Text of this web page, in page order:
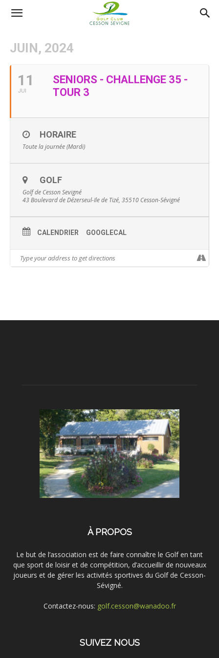
Sevigné
JUIN, 2024
11
JUI
SENIORS - CHALLENGE 35 -
TOUR 3
HORAIRE
Toute la journée (Mardi)
GOLF
Golf de Cesson Sevigné
43 Boulevard de Dézerseul-Ile de Tizé, 35510 Cesson-Sévigné
CALENDRIER GOOGLECAL
À PROPOS
Le but de l’association est de faire connaître le Golf en tant
que sport de loisir et de compétition, d’accueillir de nouveaux
joueurs et de gérer les activités sportives du Golf de Cesson-
Sévigné.
Contactez-nous: golf.cesson@wanadoo.fr
SUIVEZ NOUS